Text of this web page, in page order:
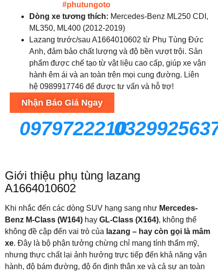
#phutungoto
Dòng xe tương thích: Mercedes-Benz ML250 CDI,
ML350, ML400 (2012-2019)
Lazang trước/sau A1664010602 từ Phụ Tùng Đức
Anh, đảm bảo chất lượng và độ bền vượt trội. Sản
phẩm được chế tạo từ vật liệu cao cấp, giúp xe vận
hành êm ái và an toàn trên mọi cung đường. Liên
hệ 0989917746 để được tư vấn và hỗ trợ!
Nhận Báo Giá Ngay
0979722210
Giới thiệu phụ tùng lazang
A1664010602
Khi nhắc đến các dòng SUV hạng sang như Mercedes-
Benz M-Class (W164) hay GL-Class (X164), không thể
không đề cập đến vai trò của lazang – hay còn gọi là mâm
xe. Đây là bộ phận tưởng chừng chỉ mang tính thẩm mỹ,
nhưng thực chất lại ảnh hưởng trực tiếp đến khả năng vận
hành, độ bám đường, độ ổn định thân xe và cả sự an toàn